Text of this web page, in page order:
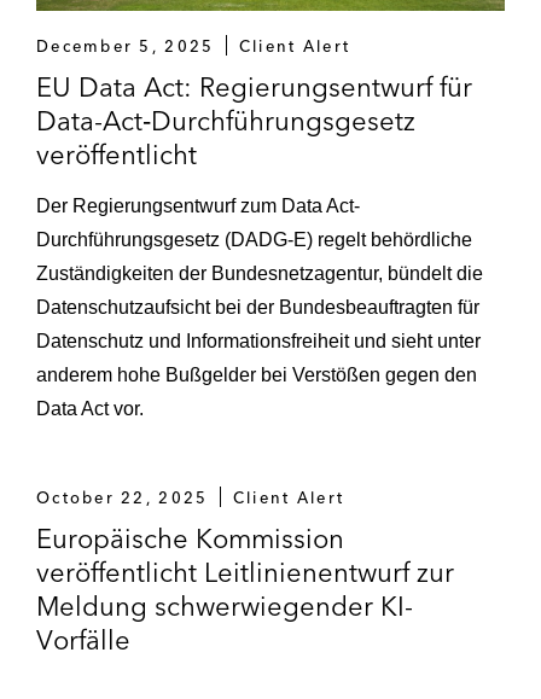
December 5, 2025 Client Alert
EU Data Act: Regierungsentwurf für
Data-Act‑Durchführungsgesetz
veröffentlicht
Der Regierungsentwurf zum Data Act-
Durchführungsgesetz (DADG‑E) regelt behördliche
Zuständigkeiten der Bundesnetzagentur, bündelt die
Datenschutzaufsicht bei der Bundesbeauftragten für
Datenschutz und Informationsfreiheit und sieht unter
anderem hohe Bußgelder bei Verstößen gegen den
Data Act vor.
October 22, 2025 Client Alert
Europäische Kommission
veröffentlicht Leitlinienentwurf zur
Meldung schwerwiegender KI-
Vorfälle